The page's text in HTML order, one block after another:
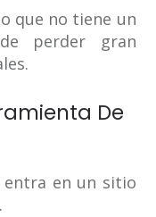
que no tiene un
perder gran
De
entra en un sitio